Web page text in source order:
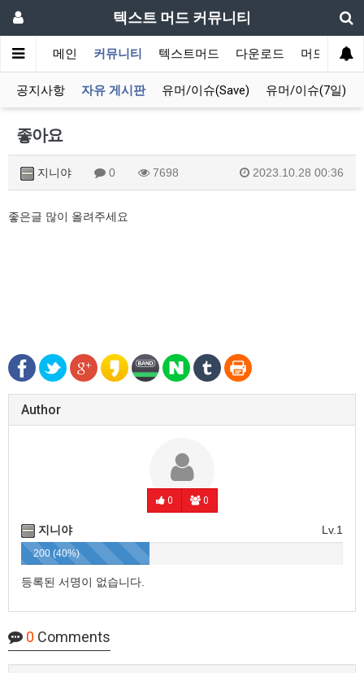
텍스트 머드 커뮤니티
메인 커뮤니티 텍스트머드 다운로드 머드 잡담
공지사항 자유 게시판 유머/이슈(Save) 유머/이슈(7일)
좋아요
지니야 0 7698 2023.10.28 00:36
좋은글 많이 올려주세요
Author
0 0
Lv.1
지니야
200 (40%)
등록된 서명이 없습니다.
0 Comments